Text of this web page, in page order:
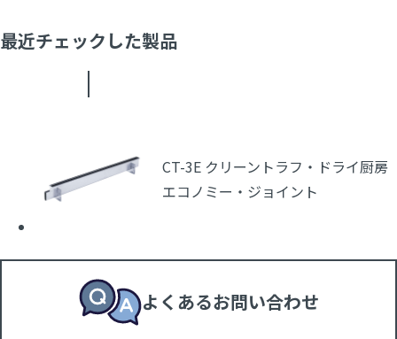
最近チェックした製品
CT-3E クリーントラフ・ドライ厨房
エコノミー・ジョイント
よくあるお問い合わせ